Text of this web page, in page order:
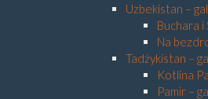
Uzbekistan –
Buchara i
Na
Tadżykistan –
Kotlina
Pamir –